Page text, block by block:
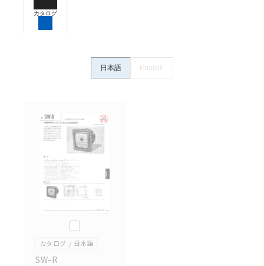
保できるよう設計されていること、および本製品が全
ていることを、必ず事前に確認してください。
ン事例は参考用ですので、ご採用に際しては機器・装
置の機能や安全性をご確認のうえご使用ください。・
ている可能性がありますがご容赦ください。
記載されているサービス内容や連絡先等は作成当時の
ものであり、変更・改定させていただいている可能性
があります。改めて当サイトの掲載内容をご確認のう
え、ご用命下さいますようお願いいたします。
カタログ
日本語 English
このカタログを選択
カタログ 日本語
SW-R